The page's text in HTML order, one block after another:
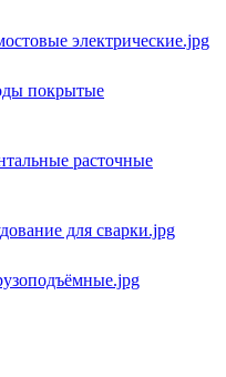
электрические.jpg
покрытые
расточные
для сварки.jpg